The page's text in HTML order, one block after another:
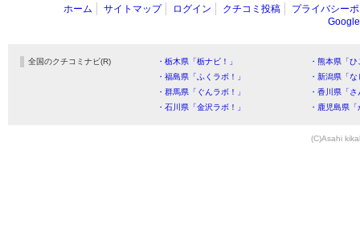
ホーム サイトマップ ログイン クチコミ投稿
プライバシー
全国のクチコミナビ(R) ・栃木県「栃ナビ！」
・熊本県「
・福島県「ふくラボ！」
・新潟県「
・群馬県「ぐんラボ！」
・香川県「
・石川県「金沢ラボ！」
・鹿児島県
(C)Asahi